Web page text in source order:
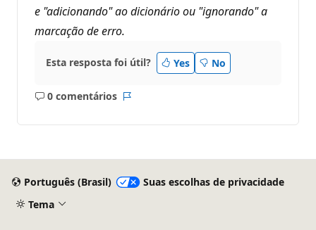
e "adicionando" ao dicionário ou "ignorando" a
marcação de erro.
Esta resposta foi útil? Yes No
0 comentários
Sem
Português (Brasil)
Suas escolhas de privacidade
Tema